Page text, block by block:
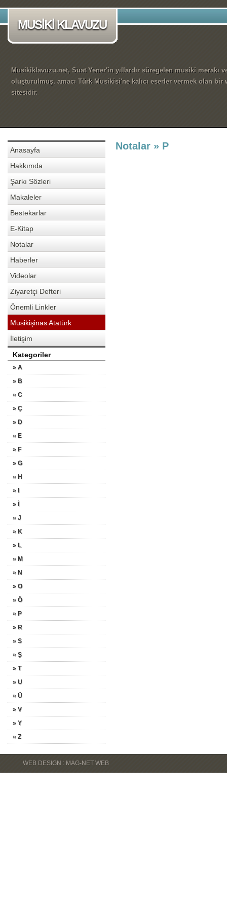
MUSİKİ KLAVUZU
Musikiklavuzu.net, Suat Yener'in yıllardır süregelen musiki merakı
oluşturulmuş, amacı Türk Musikisi'ne kalıcı eserler vermek olan bir
sitesidir.
Anasayfa
Hakkımda
Şarkı Sözleri
Makaleler
Bestekarlar
E-Kitap
Notalar
Haberler
Videolar
Ziyaretçi Defteri
Önemli Linkler
Musikişinas Atatürk
İletişim
Kategoriler
» A
» B
» C
» Ç
» D
» E
» F
» G
» H
» I
» İ
» J
» K
» L
» M
» N
» O
» Ö
» P
» R
» S
» Ş
» T
» U
» Ü
» V
» Y
» Z
Notalar » P
WEB DESIGN : MAG-NET WEB